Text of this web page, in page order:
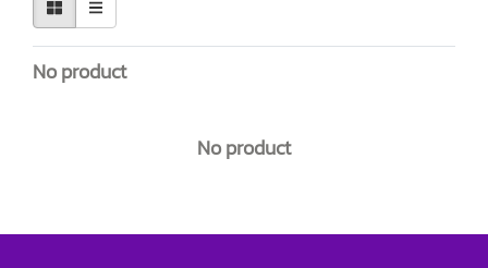
No product
No product